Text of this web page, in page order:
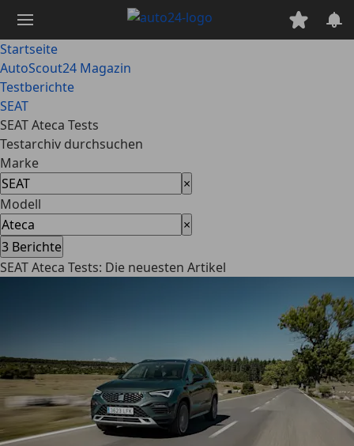
Hauptinhalt
springen
Startseite
AutoScout24 Magazin
Testberichte
SEAT
SEAT Ateca Tests
Testarchiv durchsuchen
Marke
×
Modell
×
3 Berichte
SEAT Ateca Tests: Die neuesten Artikel